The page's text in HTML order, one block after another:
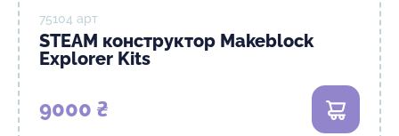
75104 арт
STEAM конструктор Makeblock
Explorer Kits
9000 ₴